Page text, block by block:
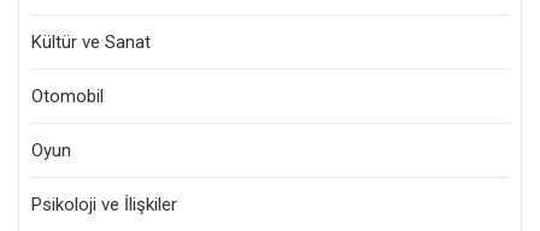
Kültür ve Sanat
Otomobil
Oyun
Psikoloji ve İlişkiler